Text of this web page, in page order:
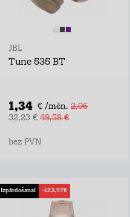
JBL
Tune 535 BT
1,34 € /mēn. 2,06
32,23 € 49,58 €
bez PVN
Izpārdošana! -123,97€